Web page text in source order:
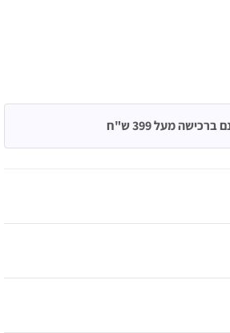
מעל 399 ש"ח